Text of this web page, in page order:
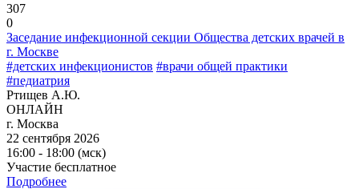
307
0
Заседание инфекционной секции Общества детских врачей в
г. Москве
#детских инфекционистов #врачи общей практики
#педиатрия
Ртищев А.Ю.
ОНЛАЙН
г. Москва
22 сентября 2026
16:00 - 18:00 (мск)
Участие бесплатное
Подробнее